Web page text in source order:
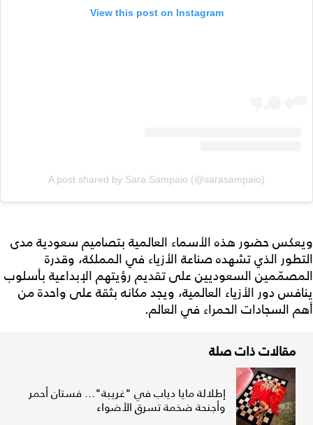
View this post on Instagram
A post shared by Sara Sampaio (@sarasampaio)
ويعكس حضور هذه الأسماء العالمية بتصاميم سعودية مدى
التطور الذي تشهده صناعة الأزياء في المملكة، وقدرة
المصمّمين السعوديين على تقديم رؤيتهم الإبداعية بأسلوب
ينافس دور الأزياء العالمية، ويجد مكانه بثقة على واحدة من
أهم السجادات الحمراء في العالم.
مقالات ذات صلة
إطلالة مايا دياب في "غريبة"... فستان أحمر
وأجنحة ضخمة تسرق الأضواء